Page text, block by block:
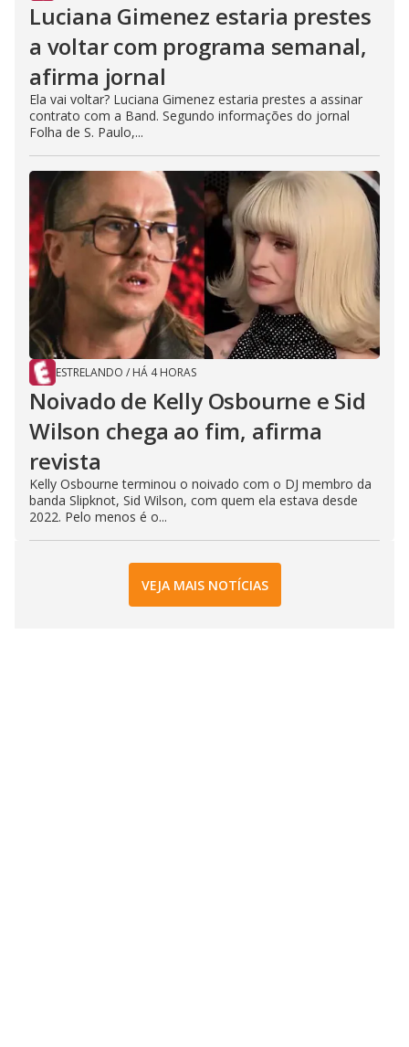
Luciana Gimenez estaria prestes
a voltar com programa semanal,
afirma jornal
Ela vai voltar? Luciana Gimenez estaria prestes a assinar
contrato com a Band. Segundo informações do jornal
Folha de S. Paulo,...
ESTRELANDO / HÁ 4 HORAS
Noivado de Kelly Osbourne e Sid
Wilson chega ao fim, afirma
revista
Kelly Osbourne terminou o noivado com o DJ membro da
banda Slipknot, Sid Wilson, com quem ela estava desde
2022. Pelo menos é o...
VEJA MAIS NOTÍCIAS